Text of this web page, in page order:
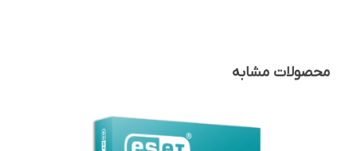
محصولات مشابه